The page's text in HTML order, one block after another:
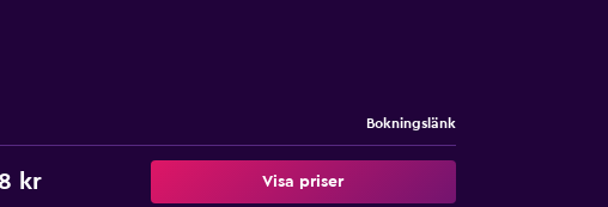
Bokningslänk
kr Visa priser